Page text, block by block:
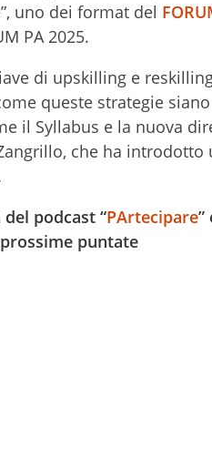
uno dei format del
PA 2025.
di upskilling e
queste strategie
il Syllabus e la nuova
che ha
podcast “PArtecipare”
puntate